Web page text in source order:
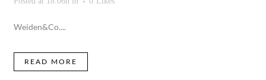
Weiden&Co....
READ MORE